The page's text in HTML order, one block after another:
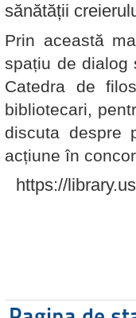
sănătății
Prin această
spațiu de dialog
Catedra de
bibliotecari,
discuta despre
acțiune în
https://